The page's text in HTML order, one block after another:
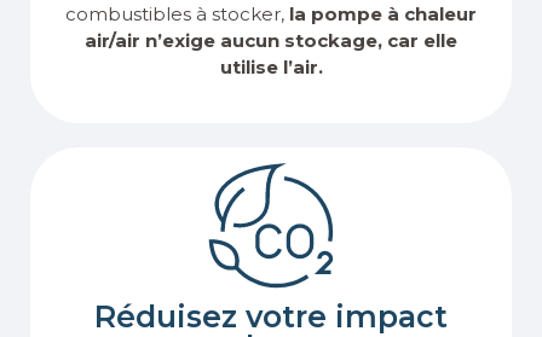
combustibles à stocker, la pompe à chaleur
air/air n’exige aucun stockage, car elle
utilise l’air.
Réduisez votre impact